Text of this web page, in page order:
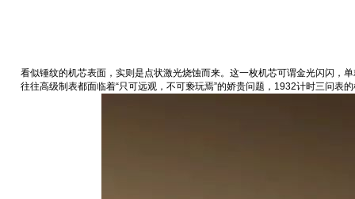
看似锤纹的机芯表面，实则是点状激光烧蚀而来‬。这一枚机芯可谓金光闪闪，
往往高级制表都面临着“只可远观，不可亵玩焉”的娇贵问题，1932计时三问表